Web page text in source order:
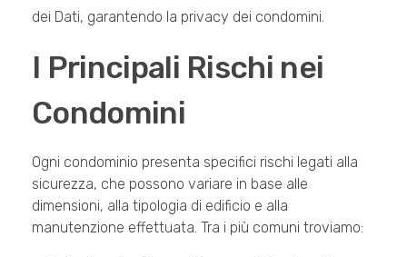
dei Dati, garantendo la privacy dei condomini.
I Principali Rischi nei
Condomini
Ogni condominio presenta specifici rischi legati alla
sicurezza, che possono variare in base alle
dimensioni, alla tipologia di edificio e alla
manutenzione effettuata. Tra i più comuni troviamo: